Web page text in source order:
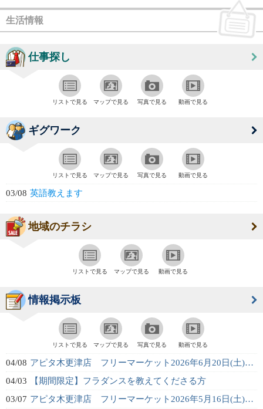
生活情報
仕事探し
リストで見る マップで見る 写真で見る 動画で見る
ギグワーク
リストで見る マップで見る 写真で見る 動画で見る
03/08 英語教えます
地域のチラシ
リストで見る マップで見る 動画で見る
情報掲示板
リストで見る マップで見る 写真で見る 動画で見る
04/08 アピタ木更津店 フリーマーケット2026年6月20日(土)開催！（1階平面駐...
04/03
【期間限定】フラダンスを教えてくださる方
03/07 アピタ木更津店 フリーマーケット2026年5月16日(土)開催！（1階平面駐...